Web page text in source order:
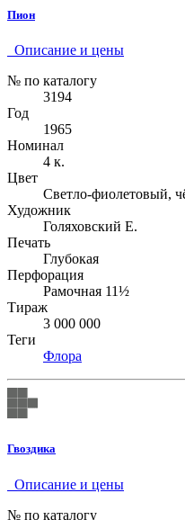
Пион
Описание и цены
№ по каталогу
3194
Год
1965
Номинал
4 к.
Цвет
Светло-фиолетовый,
Художник
Голяховский Е.
Печать
Глубокая
Перфорация
Рамочная 11½
Тираж
3 000 000
Теги
Флора
Гвоздика
Описание и цены
№ по каталогу